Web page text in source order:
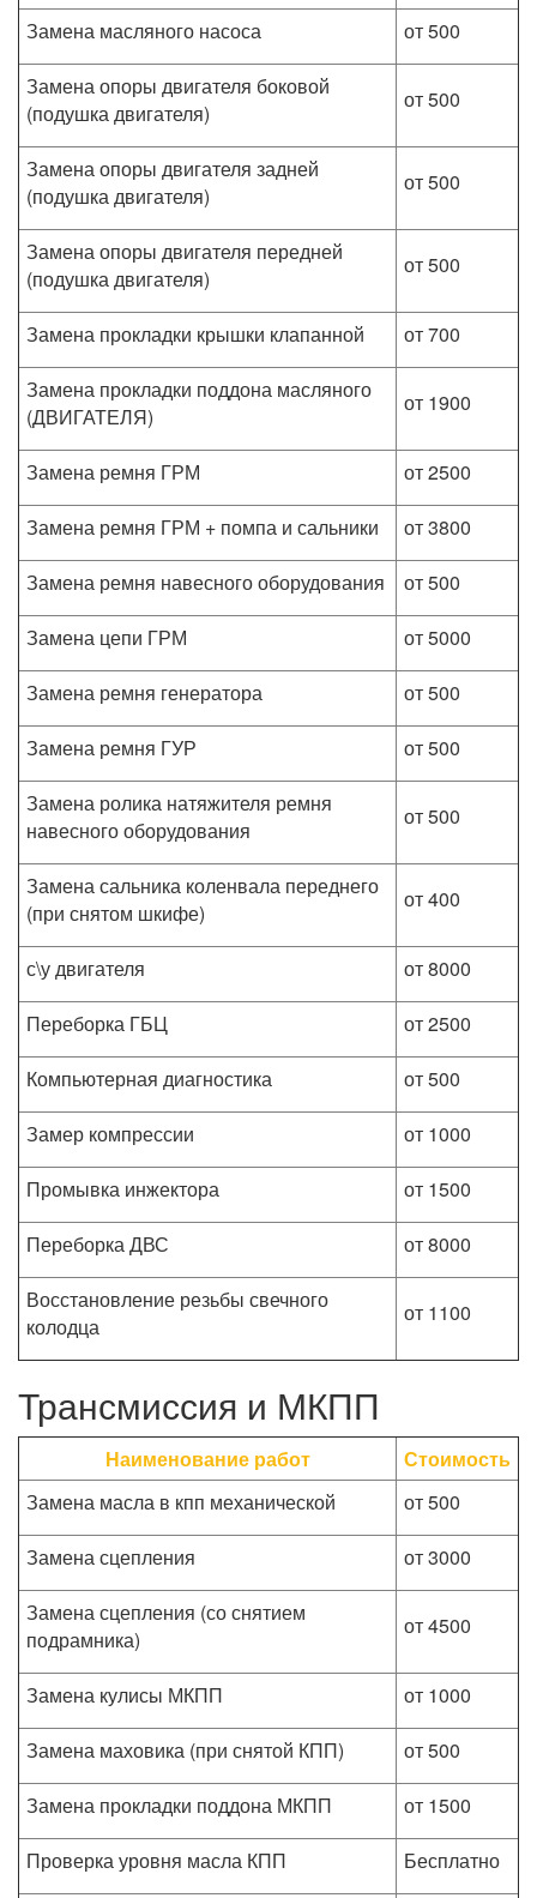
Замена масляного насоса
от 500
Замена опоры двигателя боковой
(подушка двигателя)
от 500
Замена опоры двигателя задней
(подушка двигателя)
от 500
Замена опоры двигателя передней
(подушка двигателя)
от 500
Замена прокладки крышки клапанной
от 700
Замена прокладки поддона масляного
(ДВИГАТЕЛЯ)
от 1900
Замена ремня ГРМ
от 2500
Замена ремня ГРМ + помпа и сальники
от 3800
Замена ремня навесного оборудования
от 500
Замена цепи ГРМ
от 5000
Замена ремня генератора
от 500
Замена ремня ГУР
от 500
Замена ролика натяжителя ремня
навесного оборудования
от 500
Замена сальника коленвала переднего
(при снятом шкифе)
от 400
с\у двигателя
от 8000
Переборка ГБЦ
от 2500
Компьютерная диагностика
от 500
Замер компрессии
от 1000
Промывка инжектора
от 1500
Переборка ДВС
от 8000
Восстановление резьбы свечного
колодца
от 1100
Трансмиссия и МКПП
Наименование работ
Стоимость
Замена масла в кпп механической
от 500
Замена сцепления
от 3000
Замена сцепления (со снятием
подрамника)
от 4500
Замена кулисы МКПП
от 1000
Замена маховика (при снятой КПП)
от 500
Замена прокладки поддона МКПП
от 1500
Проверка уровня масла КПП
Бесплатно